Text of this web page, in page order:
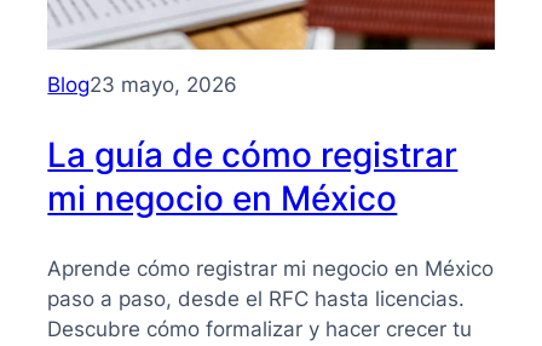
Blog23 mayo, 2026
La guía de cómo registrar
mi negocio en México
Aprende cómo registrar mi negocio en México
paso a paso, desde el RFC hasta licencias.
Descubre cómo formalizar y hacer crecer tu